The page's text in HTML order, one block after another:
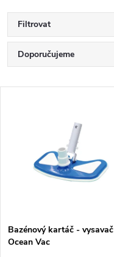
Filtrovat
Ř
a
p
Doporučujeme
Nejprodávanější
Abecedně
s
Bazénový kartáč - vysavač
Ocean Vac